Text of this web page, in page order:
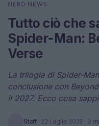
Cerca
NERD NEWS
Tutto ciò che
Spider-Man:
Verse
La trilogia di Spider-
conclusione con
il 2027. Ecco cosa
Staff · 22 Luglio 2025 · 3